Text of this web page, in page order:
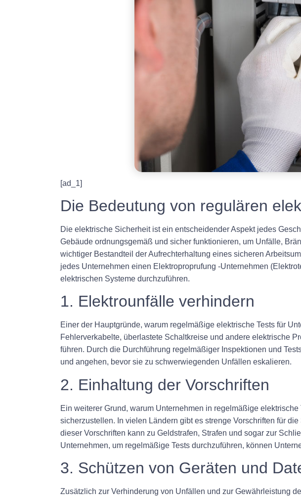
[ad_1]
Die Bedeutung von regulären
Die elektrische Sicherheit ist ein entscheidender Aspekt jedes
Gebäude ordnungsgemäß und sicher funktionieren, um Unfälle,
wichtiger Bestandteil der Aufrechterhaltung eines sicheren
jedes Unternehmen einen Elektroproprufung -Unternehmen
elektrischen Systeme durchzuführen.
1. Elektrounfälle verhindern
Einer der Hauptgründe, warum regelmäßige elektrische Tests für
Fehlerverkabelte, überlastete Schaltkreise und andere elektrische
führen. Durch die Durchführung regelmäßiger Inspektionen und
und angehen, bevor sie zu schwerwiegenden Unfällen eskalieren.
2. Einhaltung der Vorschriften
Ein weiterer Grund, warum Unternehmen in regelmäßige
sicherzustellen. In vielen Ländern gibt es strenge Vorschriften für
dieser Vorschriften kann zu Geldstrafen, Strafen und sogar zur
Unternehmen, um regelmäßige Tests durchzuführen, können
3. Schützen von Geräten und
Zusätzlich zur Verhinderung von Unfällen und zur Gewährleistung